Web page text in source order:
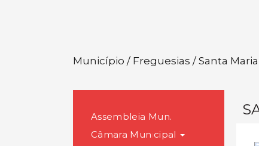
Município / Freguesias / Santa
Assembleia Mun.
Câmara Municipal